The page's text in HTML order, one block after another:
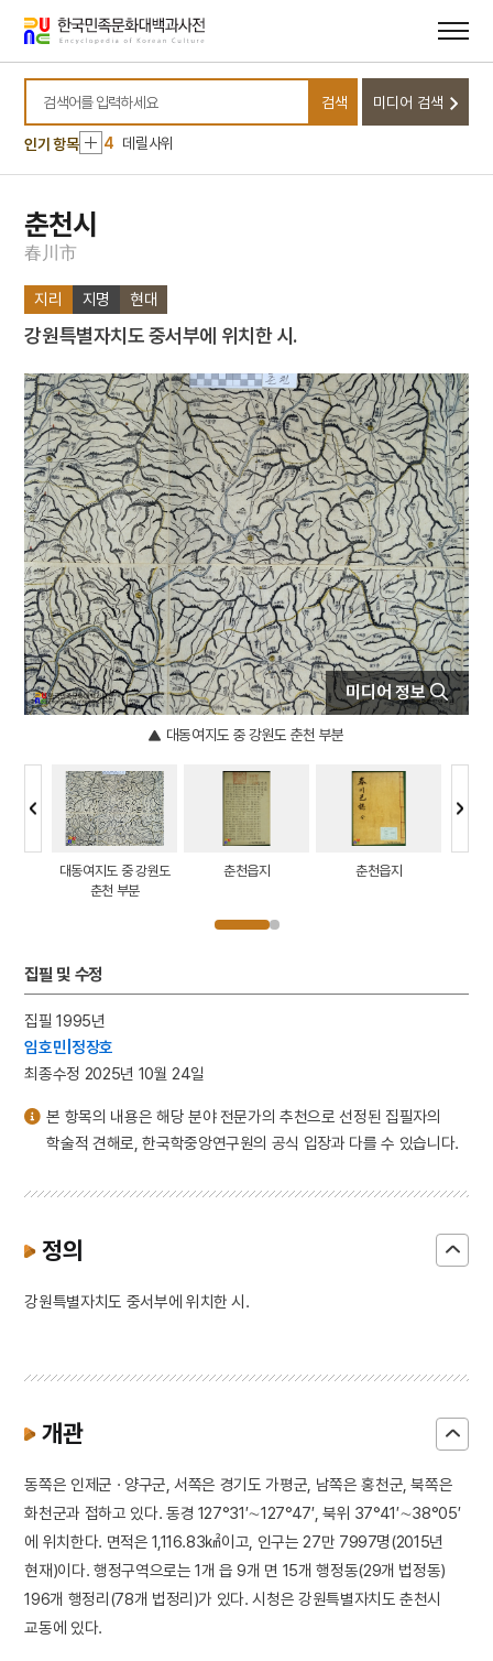
바로가기
바로가기
검색어를 입력하세요
검색 미디어 검색
인기 항목
1 금성대군
2 신위
3 낙화유수
4 데릴사위
5 반야심경
9
국방비
10 달서구
1 금성대군
2 신위
3 낙화유수
4 데릴사위
5 반야심경
6 뱀
7 개성 경천사지 십층석탑
8 경북대학교 상주캠퍼스
9 국방비
10 달서구
춘천시
春 川市
지리 지명 현대
강원특별자치도 중서부에 위치한 시.
미디어 정보
대동여지도 중 강원도 춘천 부분
대동여지도 중 강원도
춘천 부분
춘천읍지 춘천읍지
집필 및 수정
집필 1995년
임호민|정장호
최종수정 2025년 10월 24일
본 항목의 내용은 해당 분야 전문가의 추천으로 선정된 집필자의
학술적 견해로, 한국학중앙연구원의 공식 입장과 다를 수 있습니다.
정의
강원특별자치도 중서부에 위치한 시.
개관
동쪽은 인제군 · 양구군, 서쪽은 경기도 가평군, 남쪽은 홍천군, 북쪽은
화천군과 접하고 있다. 동경 127°31′∼127°47′, 북위 37°41′∼38°05′
에 위치한다. 면적은 1,116.83㎢이고, 인구는 27만 7997명(2015년
현재)이다. 행정구역으로는 1개 읍 9개 면 15개 행정동(29개 법정동)
196개 행정리(78개 법정리)가 있다. 시청은 강원특별자치도 춘천시
교동에 있다.